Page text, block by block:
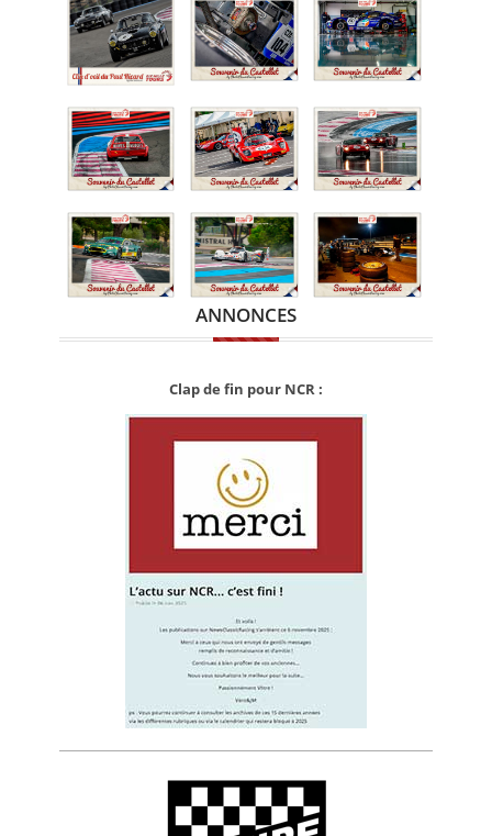
ANNONCES
Clap de fin pour NCR :